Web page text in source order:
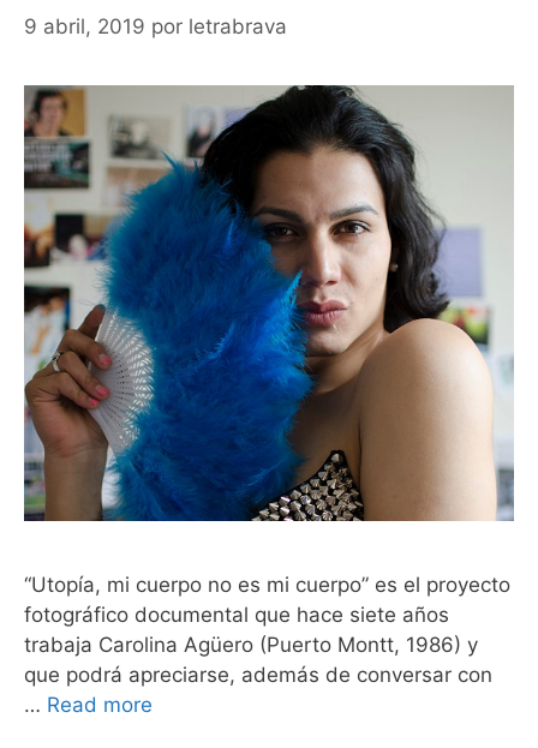
9 abril, 2019 por letrabrava
“Utopía, mi cuerpo no es mi cuerpo” es el proyecto
fotográfico documental que hace siete años
trabaja Carolina Agüero (Puerto Montt, 1986) y
que podrá apreciarse, además de conversar con
… Read more